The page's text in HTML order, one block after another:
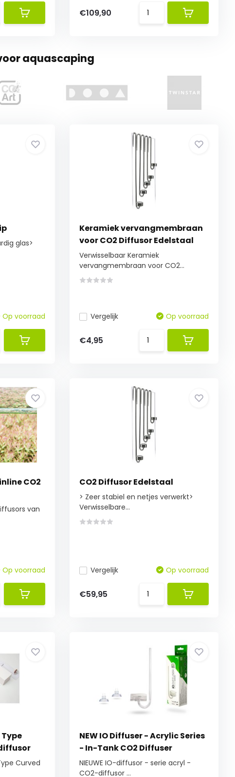
€109,90
aquascaping
glas>
Op voorraad
Keramiek vervangmembraan
voor CO2 Diffusor Edelstaal
Verwisselbaar Keramiek
vervangmembraan voor CO2...
Vergelijk Op voorraad
€4,95
CO2
van
Op voorraad
CO2 Diffusor Edelstaal
> Zeer stabiel en netjes verwerkt>
Verwisselbare...
Vergelijk Op voorraad
€59,95
Curved
NEW IO Diffuser - Acrylic Series
- In-Tank CO2 Diffuser
NIEUWE IO-diffusor - serie acryl -
CO2-diffusor ...